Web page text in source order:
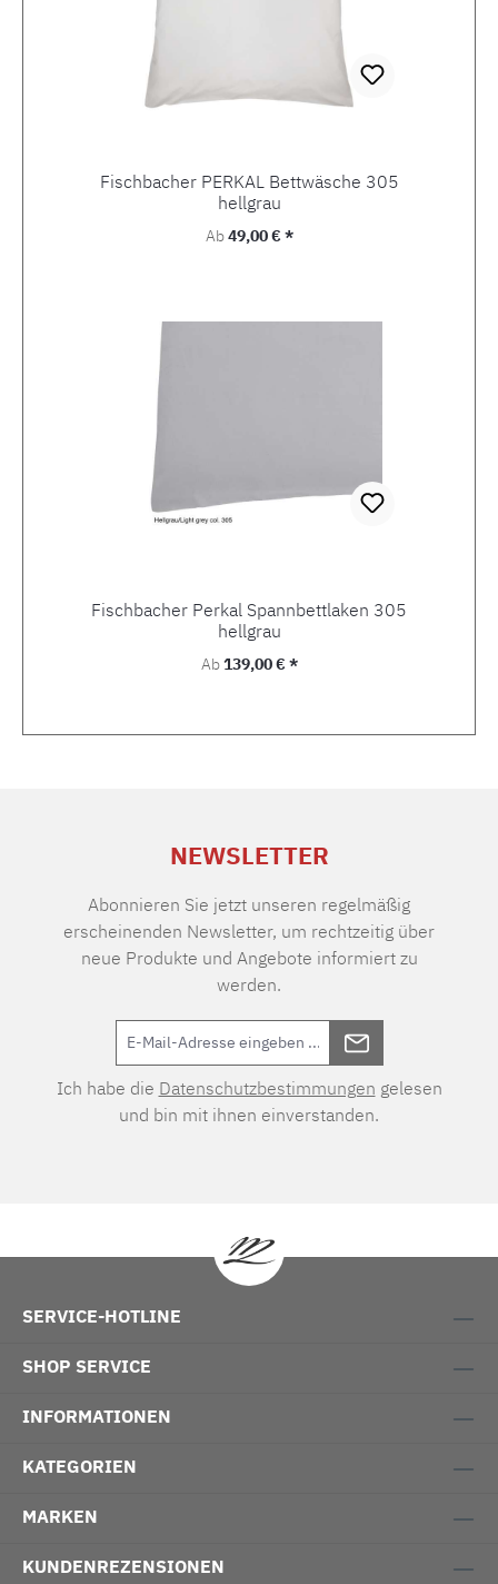
Fischbacher PERKAL Bettwäsche 305
hellgrau
Regulärer Preis:
Ab49,00 € *
Fischbacher Perkal Spannbettlaken 305
hellgrau
Regulärer Preis:
Ab139,00 € *
NEWSLETTER
Abonnieren Sie jetzt unseren regelmäßig
erscheinenden Newsletter, um rechtzeitig über
neue Produkte und Angebote informiert zu
werden.
Ich habe die Datenschutzbestimmungen gelesen
und bin mit ihnen einverstanden.
SERVICE-HOTLINE
SHOP SERVICE
INFORMATIONEN
KATEGORIEN
MARKEN
KUNDENREZENSIONEN